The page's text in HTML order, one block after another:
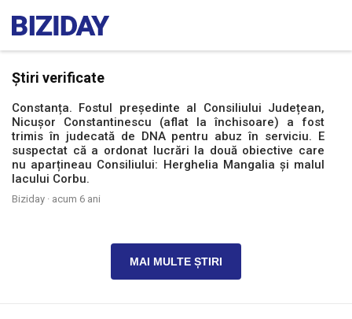
Știri verificate
Constanța. Fostul președinte al Consiliului Județean,
Nicușor Constantinescu (aflat la închisoare) a fost
trimis în judecată de DNA pentru abuz în serviciu. E
suspectat că a ordonat lucrări la două obiective care
nu aparțineau Consiliului: Herghelia Mangalia și malul
lacului Corbu.
Biziday · acum 6 ani
MAI MULTE ȘTIRI